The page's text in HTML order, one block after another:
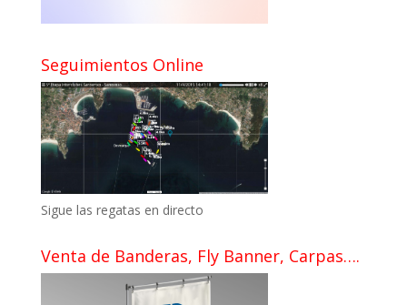
Seguimientos Online
Sigue las regatas en directo
Venta de Banderas, Fly Banner, Carpas….